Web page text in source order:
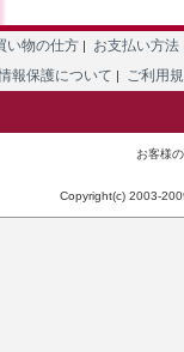
い物の仕方 | お支払い方法
報保護について | ご利用
お客様
Copyright(c) 2003-